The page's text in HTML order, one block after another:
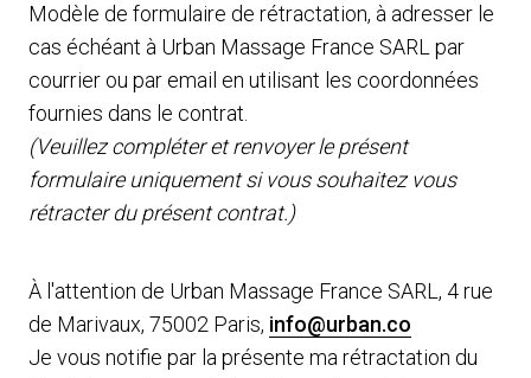
Modèle de formulaire de rétractation, à adresser le
cas échéant à Urban Massage France SARL par
courrier ou par email en utilisant les coordonnées
fournies dans le contrat.
(Veuillez compléter et renvoyer le présent
formulaire uniquement si vous souhaitez vous
rétracter du présent contrat.)
À l'attention de Urban Massage France SARL, 4 rue
de Marivaux, 75002 Paris, info@urban.co
Je vous notifie par la présente ma rétractation du